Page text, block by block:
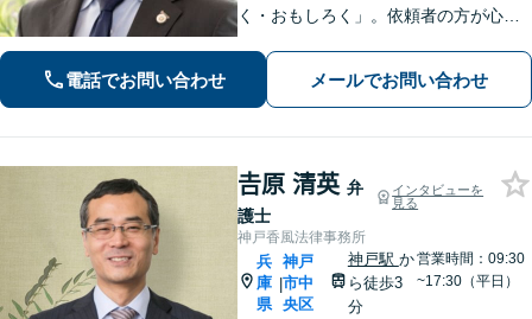
く・おもしろく」。依頼者の方が心か
広い領域をカバー。【夜間休日/電話相
談可能】【初回面談20分無料】
電話でお問い合わせ メールでお問い合わせ
𠮷原 清英 弁
護士
インタビューを
見る
神戸香風法律事務所
兵
庫
県
|
神戸
市中
央区
神戸駅 か
ら徒歩3
分
営業時間：09:30
~17:30（平日）